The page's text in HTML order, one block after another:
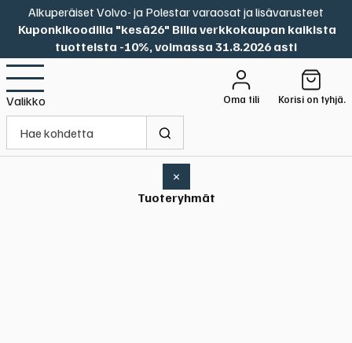
Alkuperäiset Volvo- ja Polestar varaosat ja lisävarusteet
Kuponkikoodilla "kesä26" Bilia verkkokaupan kaikista
tuotteista -10%, voimassa 31.8.2026 asti
Valikko Oma tili Korisi on tyhjä.
×
Tuoteryhmät